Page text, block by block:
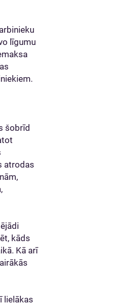
līgumu
šobrīd
atrodas
kāds
Kā arī
lielākas